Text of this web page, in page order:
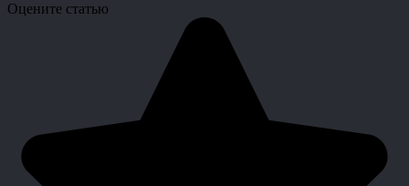
Оцените статью